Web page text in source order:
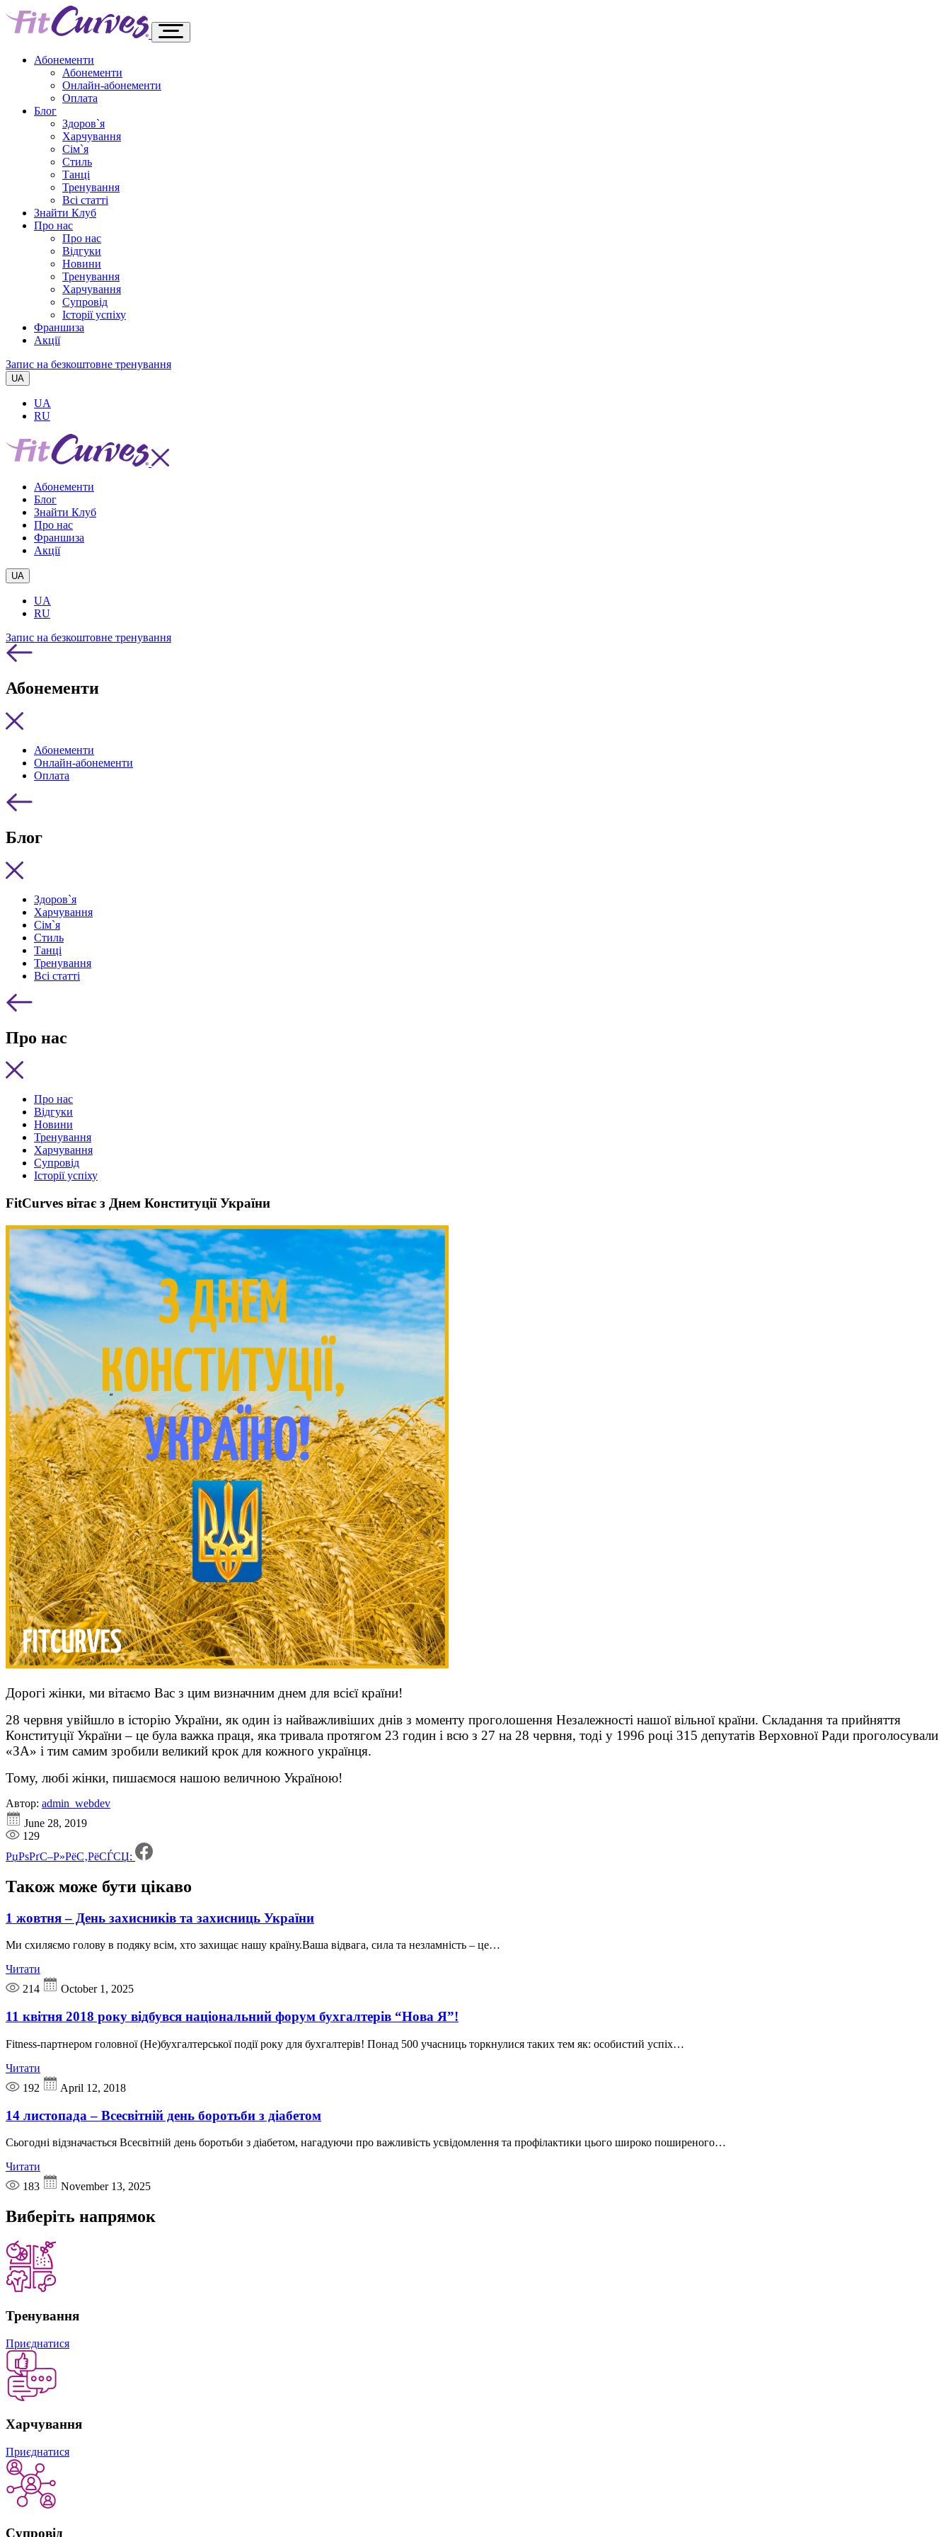
Абонементи
Абонементи
Онлайн-абонементи
Оплата
Блог
Здоров`я
Харчування
Сім`я
Стиль
Танці
Тренування
Всі статті
Знайти Клуб
Про нас
Про нас
Відгуки
Новини
Тренування
Харчування
Супровід
Історії успіху
Франшиза
Акції
Запис на безкоштовне тренування
UA
UA
RU
Абонементи
Блог
Знайти Клуб
Про нас
Франшиза
Акції
UA
UA
RU
Запис на безкоштовне тренування
Абонементи
Абонементи
Онлайн-абонементи
Оплата
Блог
Здоров`я
Харчування
Сім`я
Стиль
Танці
Тренування
Всі статті
Про нас
Про нас
Відгуки
Новини
Тренування
Харчування
Супровід
Історії успіху
FitCurves вітає з Днем Конституції України
Дорогі жінки, ми вітаємо Вас з цим визначним днем ​​для всієї країни!
28 червня увійшло в історію України, як один із найважливіших днів з моменту проголошення Незалежності нашої вільної країни. Складання та прийняття
Конституції України – це була важка праця, яка тривала протягом 23 годин і всю з 27 на 28 червня, тоді у 1996 році 315 депутатів Верховної Ради проголосували
«ЗА» і тим самим зробили великий крок для кожного українця.
Тому, любі жінки, пишаємося нашою величною Україною!
Автор: admin_webdev
June 28, 2019
129
РџРѕРґС–Р»РёС‚РёСЃСЏ:
Також може бути цікаво
1 жовтня – День захисників та захисниць України
Ми схиляємо голову в подяку всім, хто захищає нашу країну.Ваша відвага, сила та незламність – це…
Читати
214
October 1, 2025
11 квітня 2018 року відбувся національний форум бухгалтерів “Нова Я”!
Fitness-партнером головної (Не)бухгалтерської події року для бухгалтерів! Понад 500 учасниць торкнулися таких тем як: особистий успіх…
Читати
192
April 12, 2018
14 листопада – Всесвітній день боротьби з діабетом
Сьогодні відзначається Всесвітній день боротьби з діабетом, нагадуючи про важливість усвідомлення та профілактики цього широко поширеного…
Читати
183
November 13, 2025
Виберіть напрямок
Тренування
Приєднатися
Харчування
Приєднатися
Супровід